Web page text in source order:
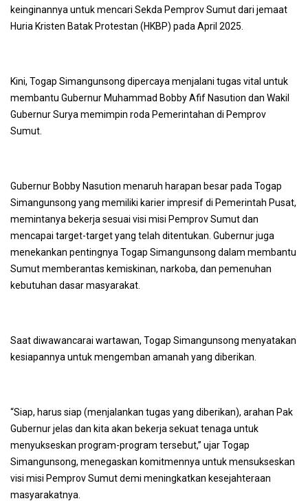
keinginannya untuk mencari Sekda Pemprov Sumut dari jemaat
Huria Kristen Batak Protestan (HKBP) pada April 2025.
Kini, Togap Simangunsong dipercaya menjalani tugas vital untuk
membantu Gubernur Muhammad Bobby Afif Nasution dan Wakil
Gubernur Surya memimpin roda Pemerintahan di Pemprov
Sumut.
Gubernur Bobby Nasution menaruh harapan besar pada Togap
Simangunsong yang memiliki karier impresif di Pemerintah Pusat,
memintanya bekerja sesuai visi misi Pemprov Sumut dan
mencapai target-target yang telah ditentukan. Gubernur juga
menekankan pentingnya Togap Simangunsong dalam membantu
Sumut memberantas kemiskinan, narkoba, dan pemenuhan
kebutuhan dasar masyarakat.
Saat diwawancarai wartawan, Togap Simangunsong menyatakan
kesiapannya untuk mengemban amanah yang diberikan.
“Siap, harus siap (menjalankan tugas yang diberikan), arahan Pak
Gubernur jelas dan kita akan bekerja sekuat tenaga untuk
menyukseskan program-program tersebut,” ujar Togap
Simangunsong, menegaskan komitmennya untuk mensukseskan
visi misi Pemprov Sumut demi meningkatkan kesejahteraan
masyarakatnya.